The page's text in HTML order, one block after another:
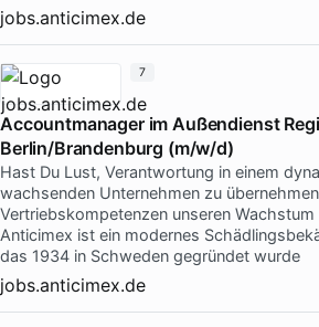
jobs.anticimex.de
Accountmanager im Außendienst
Berlin/Brandenburg (m/w/d)
Hast Du Lust, Verantwortung in einem
wachsenden Unternehmen zu
Vertriebskompetenzen unseren
Anticimex ist ein modernes
das 1934 in Schweden gegründet wurde
jobs.anticimex.de
7